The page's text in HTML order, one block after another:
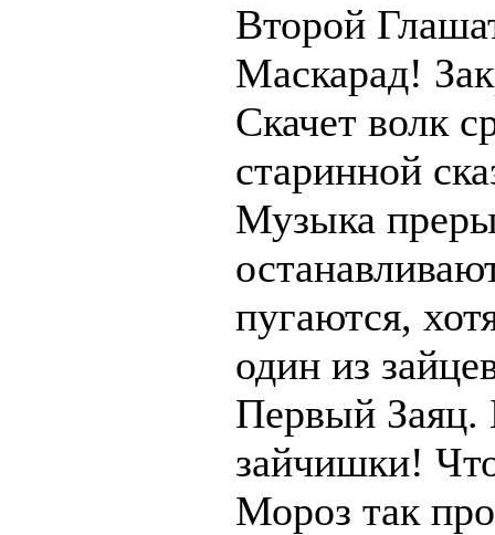
Второй
Маскарад!
Скачет волк
старинной
Музыка
пугаются,
один из
Первый Заяц.
зайчишки!
Мороз так